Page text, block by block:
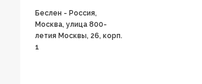
Беслен - Россия,
Москва, улица 800-
летия Москвы, 26, корп.
1